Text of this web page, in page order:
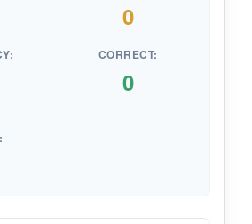
0
CORRECT:
0